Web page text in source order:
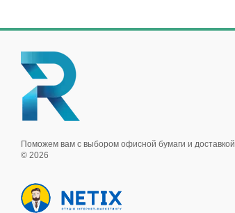
Поможем вам с выбором офисной бумаги и доставкой
© 2026